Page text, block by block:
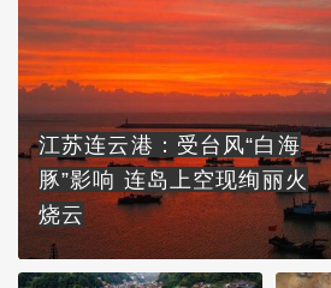
江苏连云港：受台风“白海
豚”影响 连岛上空现绚丽火
烧云